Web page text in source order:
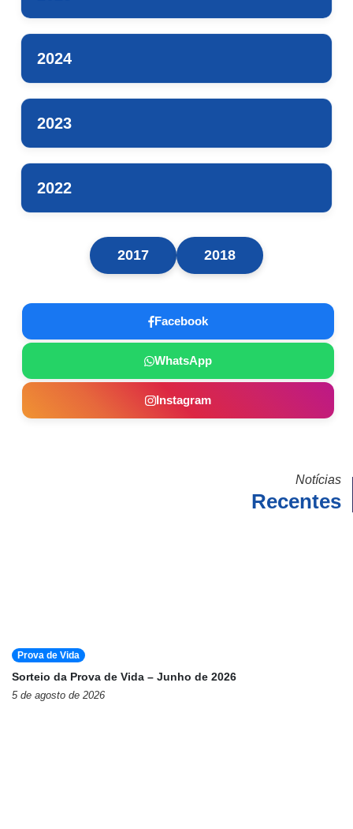
2024
2023
2022
2017 2018
Facebook
WhatsApp
Instagram
Notícias
Recentes
Prova de Vida
Sorteio da Prova de Vida – Junho de 2026
5 de agosto de 2026